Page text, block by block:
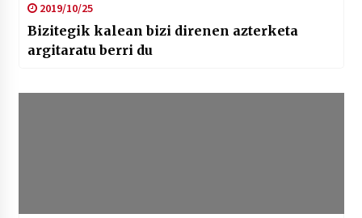
2019/10/25
Bizitegik kalean bizi direnen azterketa
argitaratu berri du